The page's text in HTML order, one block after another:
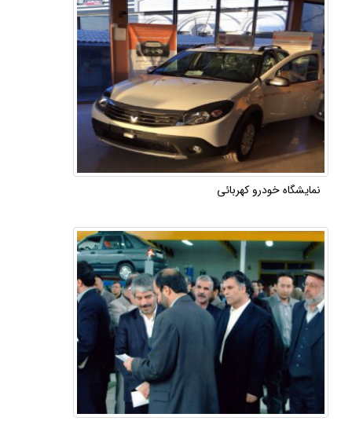
نمایشگاه خودرو کهربائی